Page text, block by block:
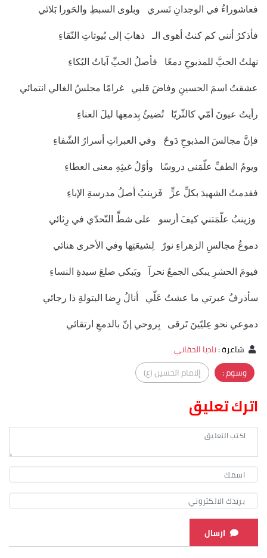
فعاشوراءُ في الوجدانِ تَسري وبلوى السبطِ والحَورا بَلائي
فأذكرُ أنني كم كنتُ أهوى الـ ذهابَ إلى بُيوتاتِ النّقاءِ
نهلتُ الحبَّ للمذبوحِ دمعًا فأصلُ الحبِّ آياتُ البُكاءِ
عشقتُ اسمَ الحسينِ وفاضَ قلبي غرامًا مجلسُ الغالي انتمائي
رأيتُ عيونَ أمّي كالثّريّا تُضيئُ بِدمعِها ليلَ العناءِ
فإنَّ مجالسَ المذبوحِ دَوحٌ وفي العبراتِ أسرارُ الشّفاءِ
ويومُ الطفِّ علّمَني دروسًا وأوّلُ غيثِهِ معنى العطاءِ
فقدمتُ الشهيدَ بكلِّ عزٍّ فَزينبُ أصلُ مدرسةِ الإباءِ
وزينبُ علّمَتني كيفَ أرسو على شطِّ التّحدّي في رِثائي
دموعُ مجالسِ الزهراءِ نورٌ لِشيعَتِها وفي الأخرى هنائي
فيومَ الحشرِ يبكي الجمعُ نحراََ ويَبكي ضلعَ سيدةِ النساءِ
سأذرفُ عبرتي ما عشتُ عَلّي أنالُ رِضا البتولةِ ذا رجائي
دموعي نحو عِليّينَ تَرقى بِروحي إنّ بالدمعِ ارتقائي
شاعرة:ناديا الحقاني
وسوم :
إلامام الحسين (ع)
اترك تعليق
ارسال